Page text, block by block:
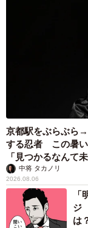
京都駅をぶらぶら
する忍者 この暑
「見つかるなんて未
中将 タカノリ
2026.08.06
ジ
は